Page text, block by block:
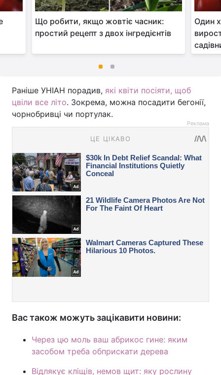
Що робити, якщо жовтіє часник:
простий рецепт з двох інгредієнтів
Один
Раніше УНІАН порадив, які квіти посіяти, щоб
цвіли все літо. Зокрема, можна посадити бегонії,
чорнобривці чи портулак.
Реклама
Вас також можуть зацікавити новини:
Через цю моль ваш абрикос гине: яким
засобом треба обприскати дерева
Відлякує кліщів, немов щит: яку рослину